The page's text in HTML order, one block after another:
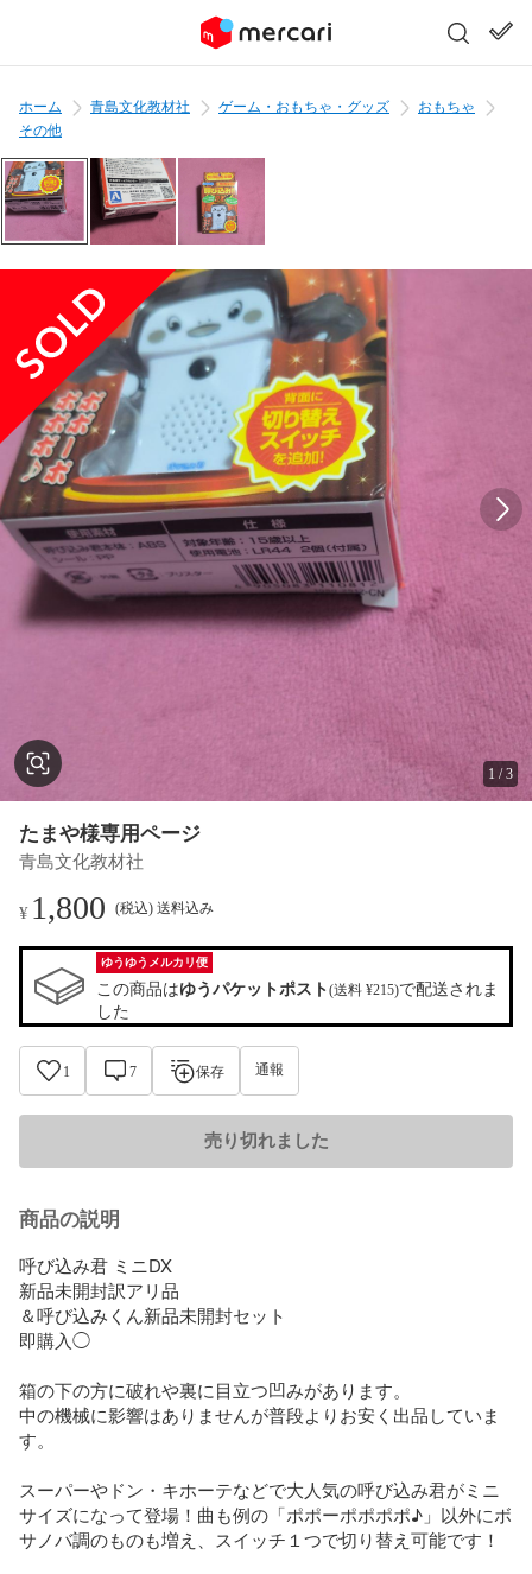
ホーム 青島文化教材社 ゲーム・おもちゃ・グッズ
おもちゃ
その他
1 /3
たまや様専用ページ
青島文化教材社
¥ 1,800 (税込) 送料込み
ゆうゆうメルカリ便
この商品はゆうパケットポスト(送料 ¥215)で配送されま
した
1 7 保存 通報
売り切れました
商品の説明
呼び込み君 ミニDX
新品未開封訳アリ品
＆呼び込みくん新品未開封セット
即購入◯
箱の下の方に破れや裏に目立つ凹みがあります。
中の機械に影響はありませんが普段よりお安く出品していま
す。
スーパーやドン・キホーテなどで大人気の呼び込み君がミニ
サイズになって登場！曲も例の「ポポーポポポポ♪」以外にボ
サノバ調のものも増え、スイッチ１つで切り替え可能です！